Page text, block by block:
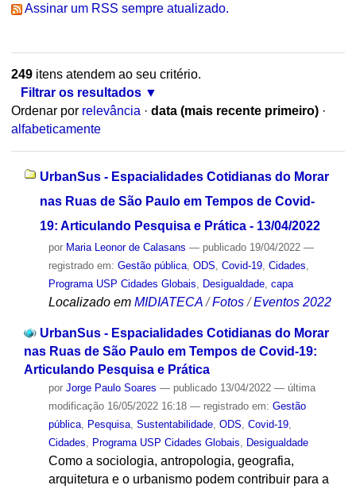
Assinar um RSS sempre atualizado.
249itens atendem ao seu critério.
Filtrar os resultados
Ordenar por relevância · data (mais recente primeiro) ·
alfabeticamente
UrbanSus - Espacialidades Cotidianas do Morar
nas Ruas de São Paulo em Tempos de Covid-
19: Articulando Pesquisa e Prática - 13/04/2022
por Maria Leonor de Calasans — publicado19/04/2022 —
registrado em: Gestão pública, ODS Covid-19, Cidades
Programa USP Cidades Globais
Desigualdade, capa
Localizado em MIDIATECA /Fotos /Eventos 2022
UrbanSus - Espacialidades Cotidianas do Morar
nas Ruas de São Paulo em Tempos de Covid-19:
Articulando Pesquisa e Prática
por Jorge Paulo Soares — publicado13/04/2022 — última
modificação16/05/2022 16:18 — registrado em: Gestão
pública, Pesquisa, Sustentabilidade, ODS Covid-19,
Cidades
Programa USP Cidades Globais Desigualdade
Como a sociologia, antropologia, geografia,
arquitetura e o urbanismo podem contribuir para a